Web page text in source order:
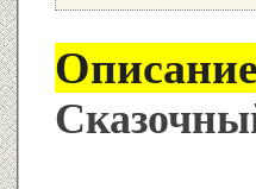
Описание